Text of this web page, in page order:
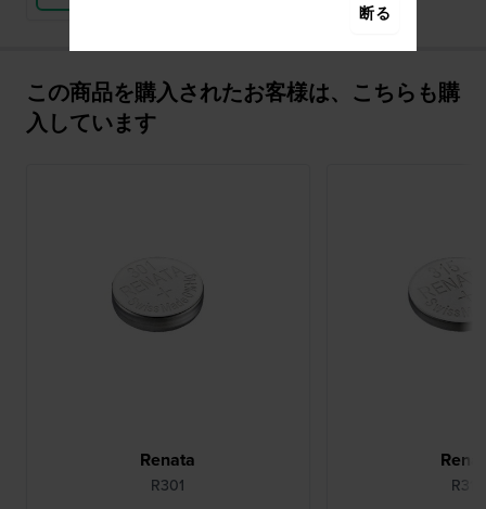
この商品を購入されたお客様は、こちらも購
入しています
Renata
R301 R315
断る